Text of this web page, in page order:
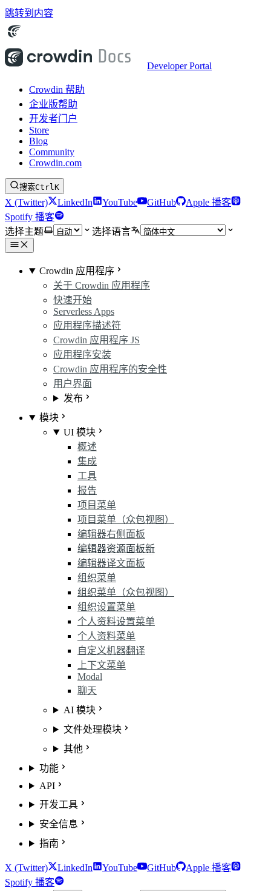
跳转到内容
Developer Portal
Crowdin 帮助
企业版帮助
开发者门户
Store
Blog
Community
Crowdin.com
搜索CtrlK
X (Twitter) LinkedIn YouTube GitHub
Apple 播客
Spotify 播客
选择主题
选择语言
Crowdin 应用程序
关于 Crowdin 应用程序
快速开始
Serverless Apps
应用程序描述符
Crowdin 应用程序 JS
应用程序安装
Crowdin 应用程序的安全性
用户界面
发布
模块
UI 模块
概述
集成
工具
报告
项目菜单
项目菜单（众包视图）
编辑器右侧面板
编辑器资源面板新
编辑器译文面板
组织菜单
组织菜单（众包视图）
组织设置菜单
个人资料设置菜单
个人资料菜单
自定义机器翻译
上下文菜单
Modal
聊天
AI 模块
文件处理模块
其他
功能
API
开发工具
安全信息
指南
X (Twitter) LinkedIn YouTube GitHub
Apple 播客
Spotify 播客